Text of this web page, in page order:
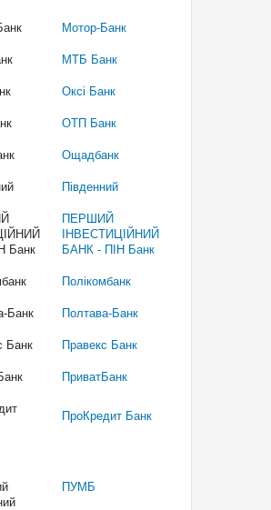
Мотор-Банк
МТБ Банк
Оксі Банк
ОТП Банк
Ощадбанк
Південний
ПЕРШИЙ
ІНВЕСТИЦІЙНИЙ
БАНК - ПІН Банк
Полікомбанк
Полтава-Банк
Правекс Банк
ПриватБанк
ПроКредит Банк
ПУМБ